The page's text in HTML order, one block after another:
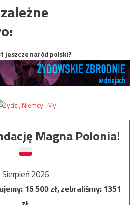
jeszcze naród polski?
Magna Polonia!
Sierpień 2026
16 500zł, zebraliśmy:1351